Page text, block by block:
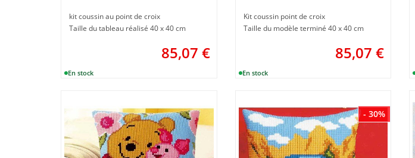
kit coussin au point de croix
Taille du tableau réalisé 40 x 40 cm
85,07 €
Kit coussin point de croix
Taille du modèle terminé 40 x 40 cm
85,07 €
- 30%